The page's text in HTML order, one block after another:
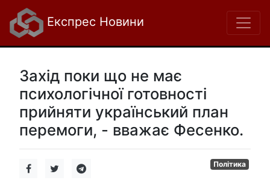
Експрес Новини
Захід поки що не має
психологічної готовності
прийняти український план
перемоги, - вважає Фесенко.
Політика